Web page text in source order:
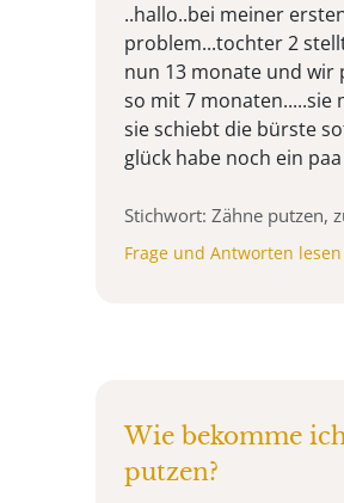
..hallo..bei meiner
problem...tochter 2
nun 13 monate und wir
so mit 7
sie schiebt die bürste
glück habe noch ein paa
Stichwort: Zähne putzen,
Frage und Antworten lesen
Wie bekomme
putzen?